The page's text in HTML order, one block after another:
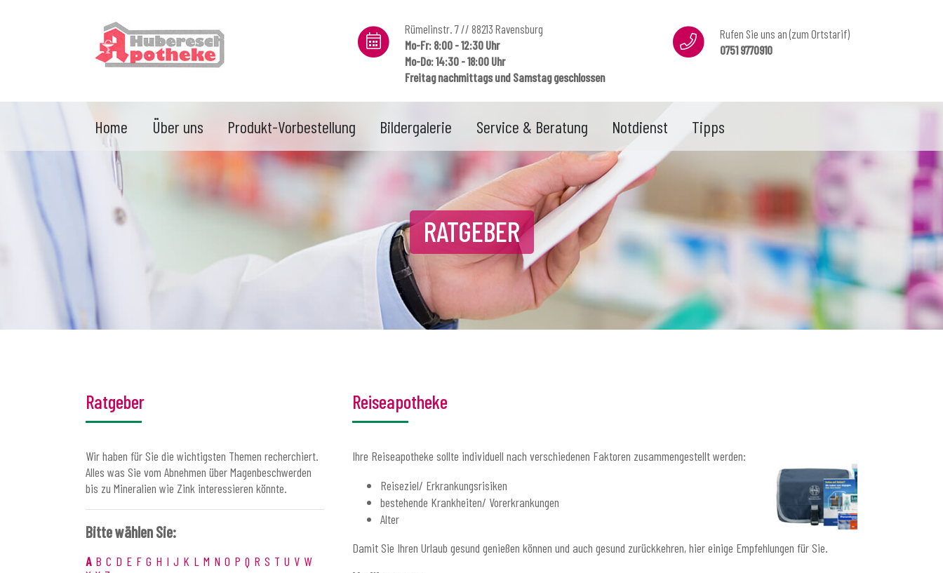
Rümelinstr. 7 // 88213 Ravensburg
Mo-Fr: 8:00 - 12:30 Uhr
Mo-Do: 14:30 - 18:00 Uhr
Freitag nachmittags und Samstag geschlossen
Rufen Sie uns an (zum Ortstarif)
0751 9770910
Home Über uns Produkt-Vorbestellung Bildergalerie Service & Beratung Notdienst Tipps
RATGEBER
Ratgeber
Wir haben für Sie die wichtigsten Themen recherchiert.
Alles was Sie vom Abnehmen über Magenbeschwerden
bis zu Mineralien wie Zink interessieren könnte.
Bitte wählen Sie:
A B C D E F G H I J K L M N O P Q R S T U V W
Reiseapotheke
Ihre Reiseapotheke sollte individuell nach verschiedenen Faktoren zusammengestellt werden:
Reiseziel/ Erkrankungsrisiken
bestehende Krankheiten/ Vorerkrankungen
Alter
Damit Sie Ihren Urlaub gesund genießen können und auch gesund zurückkehren, hier einige Empfehlungen für Sie.